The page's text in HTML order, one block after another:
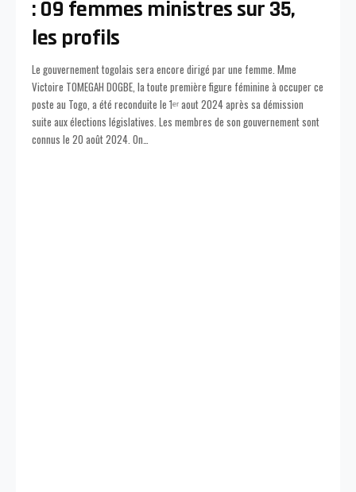
: 09 femmes ministres sur 35,
les profils
Le gouvernement togolais sera encore dirigé par une femme. Mme
Victoire TOMEGAH DOGBE, la toute première figure féminine à occuper ce
poste au Togo, a été reconduite le 1ᵉʳ aout 2024 après sa démission
suite aux élections législatives. Les membres de son gouvernement sont
connus le 20 août 2024. On…